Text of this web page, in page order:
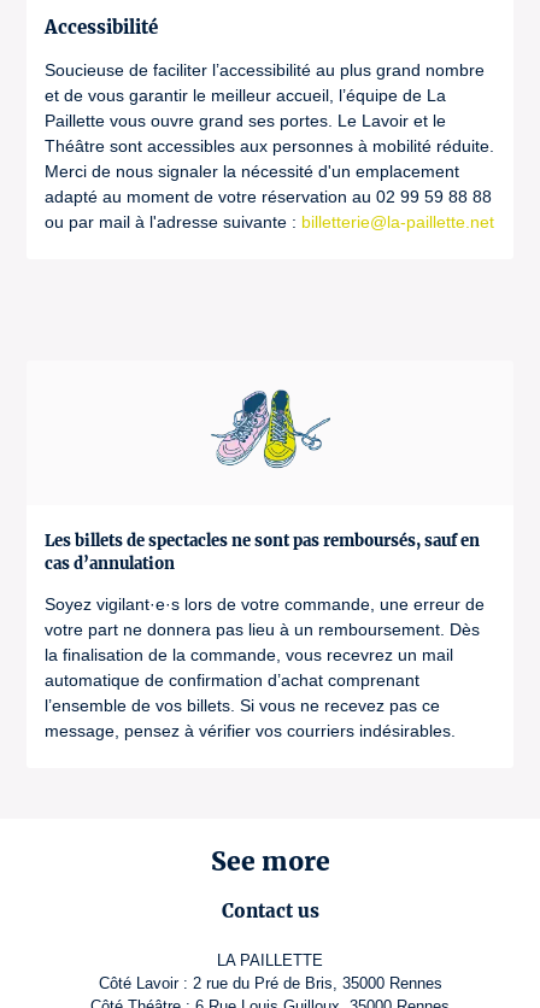
Accessibilité
Soucieuse de faciliter l’accessibilité au plus grand nombre
et de vous garantir le meilleur accueil, l’équipe de La
Paillette vous ouvre grand ses portes. Le Lavoir et le
Théâtre sont accessibles aux personnes à mobilité réduite.
Merci de nous signaler la nécessité d'un emplacement
adapté au moment de votre réservation au 02 99 59 88 88
ou par mail à l'adresse suivante : billetterie@la-paillette.net
Les billets de spectacles ne sont pas remboursés, sauf en
cas d’annulation
Soyez vigilant·e·s lors de votre commande, une erreur de
votre part ne donnera pas lieu à un remboursement. Dès
la finalisation de la commande, vous recevrez un mail
automatique de confirmation d’achat comprenant
l’ensemble de vos billets. Si vous ne recevez pas ce
message, pensez à vérifier vos courriers indésirables.
See more
Contact us
LA PAILLETTE
Côté Lavoir : 2 rue du Pré de Bris, 35000 Rennes